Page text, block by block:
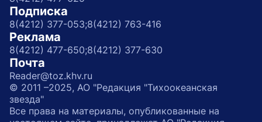
Подписка
8(4212) 377-053;8(4212) 763-416
Реклама
8(4212) 477-650;8(4212) 377-630
Почта
Reader@toz.khv.ru
© 2011 –2025, АО "Редакция "Тихоокеанская
звезда"
Все права на материалы, опубликованные на